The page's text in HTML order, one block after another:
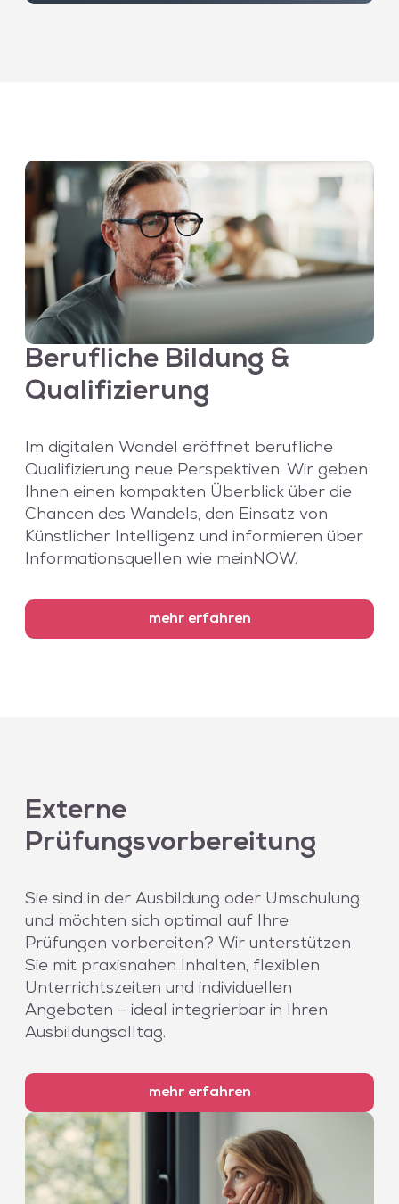
Berufliche Bildung &
Qualifizierung
Im digitalen Wandel eröffnet berufliche
Qualifizierung neue Perspektiven. Wir geben
Ihnen einen kompakten Überblick über die
Chancen des Wandels, den Einsatz von
Künstlicher Intelligenz und informieren über
Informationsquellen wie meinNOW.
mehr erfahren
Externe
Prüfungsvorbereitung
Sie sind in der Ausbildung oder Umschulung
und möchten sich optimal auf Ihre
Prüfungen vorbereiten? Wir unterstützen
Sie mit praxisnahen Inhalten, flexiblen
Unterrichtszeiten und individuellen
Angeboten – ideal integrierbar in Ihren
Ausbildungsalltag.
mehr erfahren